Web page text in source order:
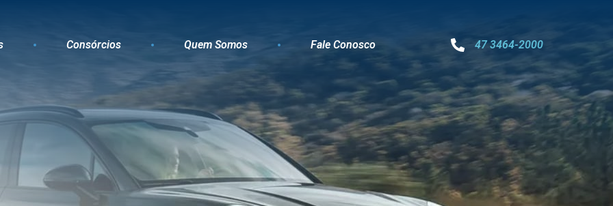
Consórcios Quem Somos Fale Conosco 47 3464-2000